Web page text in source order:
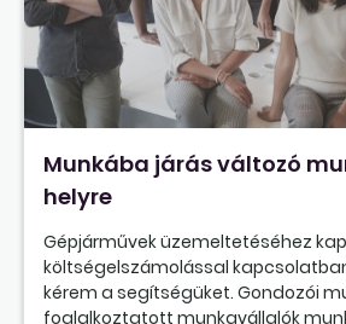
Munkába járás változó
helyre
Gépjárművek üzemeltetéséhez
költségelszámolással
kérem a segítségüket. Gondozói
foglalkoztatott munkavállalók